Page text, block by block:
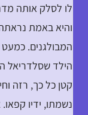
לו לסלק אותה
והיא באמת
המבולגנים. כמעט
הילד שסלדריאל
קטן כל כך, רזה
נשמתו, ידיו